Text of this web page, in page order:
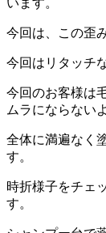
います。
今回は、この歪
今回はリタッチ
今回のお客様は
ムラにならない
全体に満遍なく
す。
時折様子をチェ
す。